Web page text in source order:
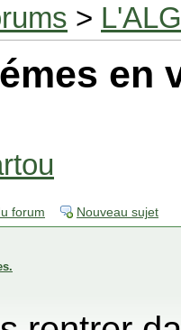
>
en
forum Nouveau sujet